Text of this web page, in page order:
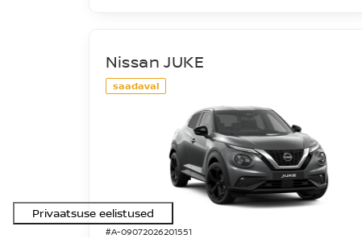
saadaval
#A-09072026201551
Nissan JUKE